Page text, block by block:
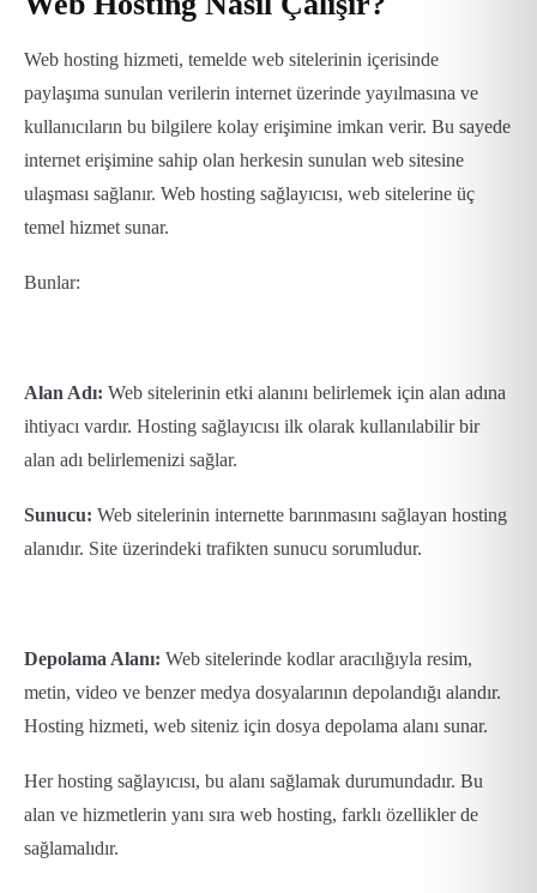
Web hosting hizmeti, temelde web sitelerinin içerisinde
paylaşıma sunulan verilerin internet üzerinde yayılmasına ve
kullanıcıların bu bilgilere kolay erişimine imkan verir. Bu sayede
internet erişimine sahip olan herkesin sunulan web sitesine
ulaşması sağlanır. Web hosting sağlayıcısı, web sitelerine üç
temel hizmet sunar.
Bunlar:
Alan Adı: Web sitelerinin etki alanını belirlemek için alan adına
ihtiyacı vardır. Hosting sağlayıcısı ilk olarak kullanılabilir bir
alan adı belirlemenizi sağlar.
Sunucu: Web sitelerinin internette barınmasını sağlayan hosting
alanıdır. Site üzerindeki trafikten sunucu sorumludur.
Depolama Alanı: Web sitelerinde kodlar aracılığıyla resim,
metin, video ve benzer medya dosyalarının depolandığı alandır.
Hosting hizmeti, web siteniz için dosya depolama alanı sunar.
Her hosting sağlayıcısı, bu alanı sağlamak durumundadır. Bu
alan ve hizmetlerin yanı sıra web hosting, farklı özellikler de
sağlamalıdır.